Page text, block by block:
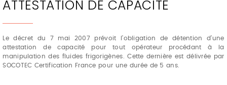
ATTESTATION DE CAPACITE
Le décret du 7 mai 2007 prévoit l’obligation de détention d’une
attestation de capacité pour tout opérateur procédant à la
manipulation des fluides frigorigènes. Cette dernière est délivrée par
SOCOTEC Certification France pour une durée de 5 ans.